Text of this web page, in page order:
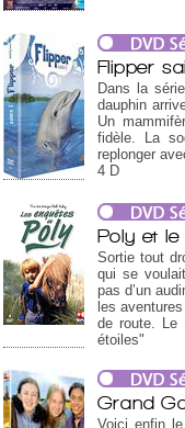
Flipper
Dans la
dauphin
Un
fidèle. La
replonger
4 D
Poly et
Sortie tout
qui se
pas d’un
les
de route. Le
étoiles"
Grand
Voici enfin